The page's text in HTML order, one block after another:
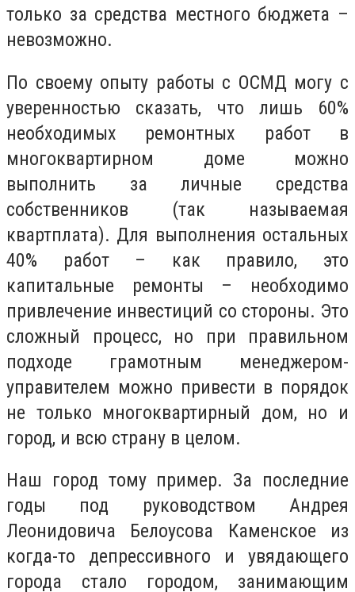
только за средства местного бюджета –
невозможно.
По своему опыту работы с ОСМД могу с
уверенностью сказать, что лишь 60%
необходимых ремонтных работ в
многоквартирном доме можно
выполнить за личные средства
собственников (так называемая
квартплата). Для выполнения остальных
40% работ – как правило, это
капитальные ремонты – необходимо
привлечение инвестиций со стороны. Это
сложный процесс, но при правильном
подходе грамотным менеджером-
управителем можно привести в порядок
не только многоквартирный дом, но и
город, и всю страну в целом.
Наш город тому пример. За последние
годы под руководством Андрея
Леонидовича Белоусова Каменское из
когда-то депрессивного и увядающего
города стало городом, занимающим